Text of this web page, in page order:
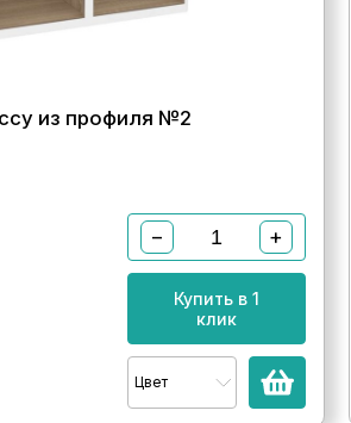
из профиля №2
− +
Купить в 1
клик
Цвет